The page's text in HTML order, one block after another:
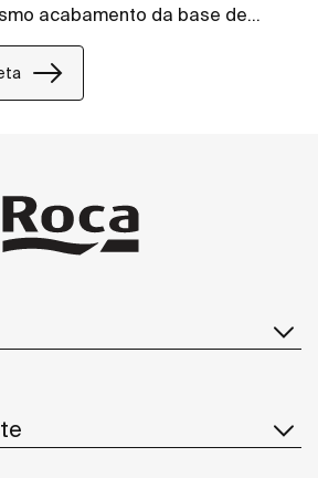
acabamento da base de
pode ser alterado adicionando
ou Tijolo.